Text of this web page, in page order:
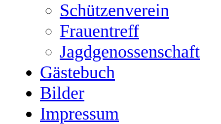
Schützenverein
Frauentreff
Jagdgenossenschaft
Gästebuch
Bilder
Impressum